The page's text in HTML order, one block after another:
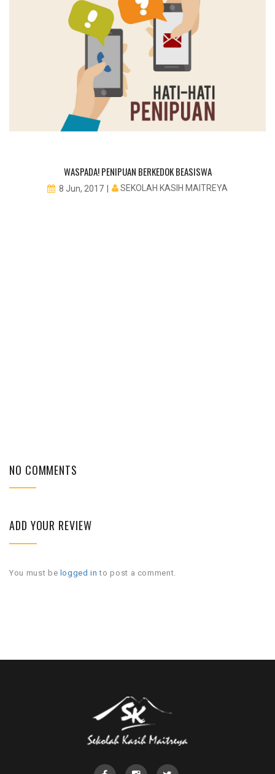
WASPADA! PENIPUAN BERKEDOK BEASISWA
8 Jun, 2017 SEKOLAH KASIH MAITREYA
NO COMMENTS
ADD YOUR REVIEW
You must be logged in to post a comment.